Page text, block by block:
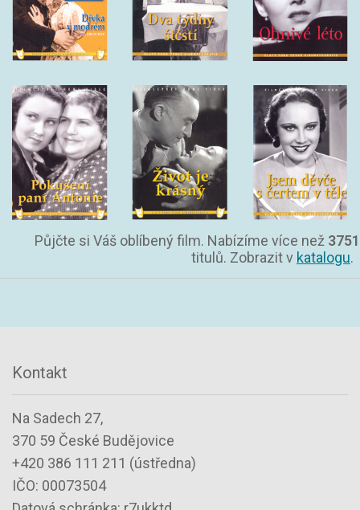
Půjčte si Váš oblíbený film. Nabízíme více než 3751
titulů. Zobrazit v katalogu.
Kontakt
Na Sadech 27,
370 59 České Budějovice
+420 386 111 211 (ústředna)
IČO: 00073504